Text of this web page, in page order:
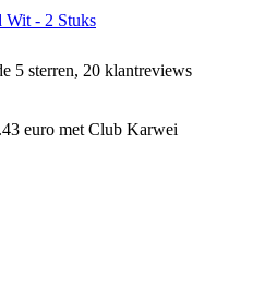
Wit - 2 Stuks
5 sterren, 20 klantreviews
euro met Club Karwei